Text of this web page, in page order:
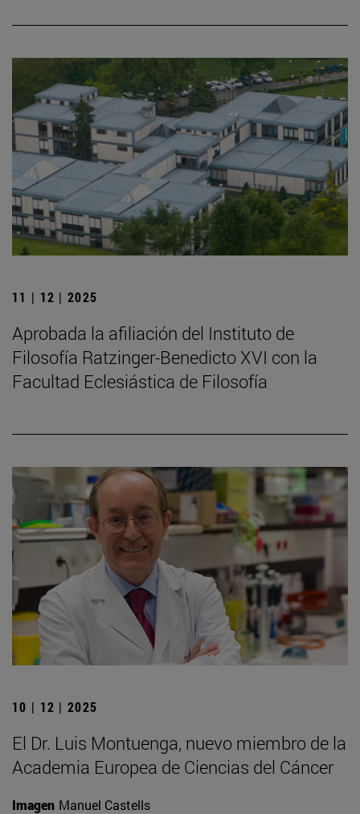
11 | 12 | 2025
Aprobada la afiliación del Instituto de
Filosofía Ratzinger-Benedicto XVI con la
Facultad Eclesiástica de Filosofía
10 | 12 | 2025
El Dr. Luis Montuenga, nuevo miembro de la
Academia Europea de Ciencias del Cáncer
Imagen Manuel Castells